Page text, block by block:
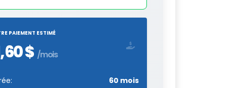
PAIEMENT ESTIMÉ
$ /mois
60 mois